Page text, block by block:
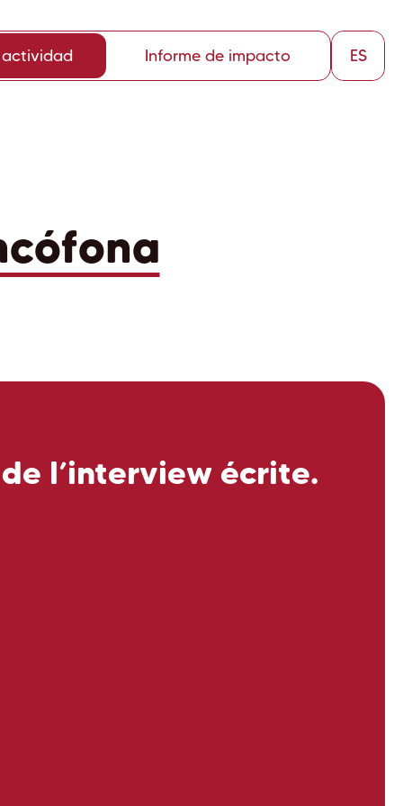
actividad Informe de impacto ES
l’interview écrite.